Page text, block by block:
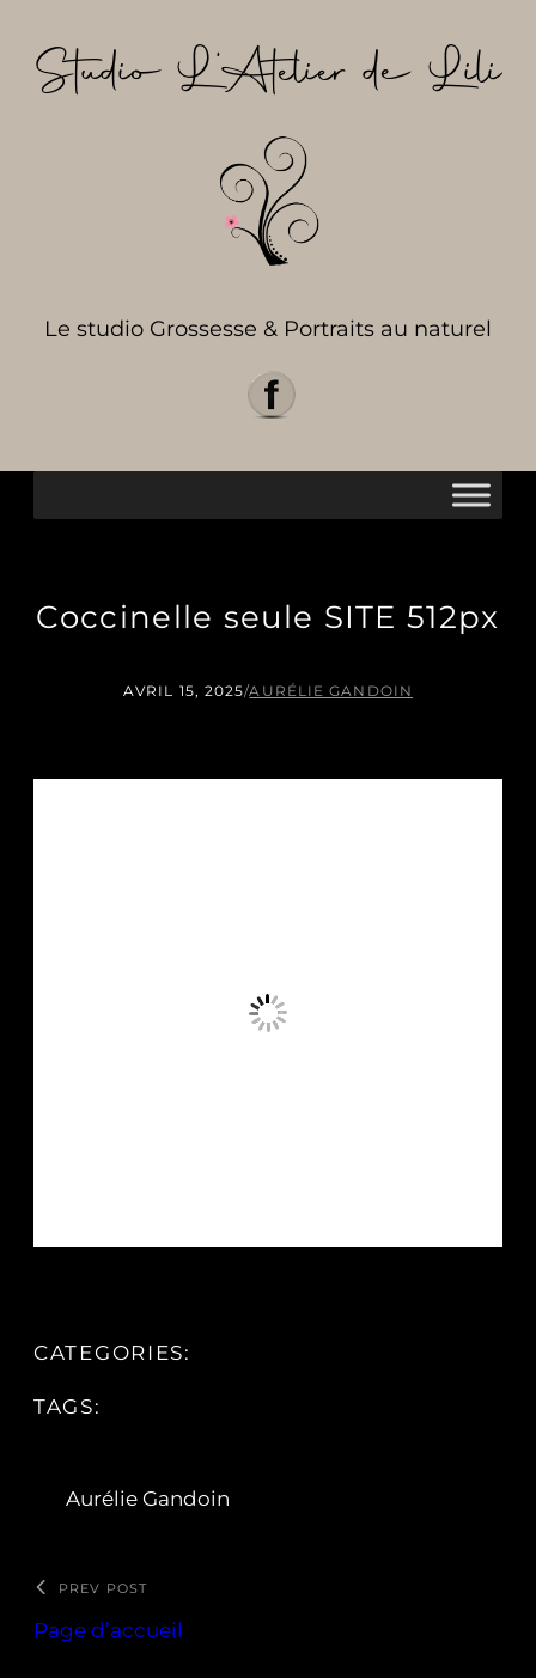
contenu
Studio L’Atelier de Lili
Le studio Grossesse & Portraits au naturel
Coccinelle seule SITE 512px
AVRIL 15, 2025/AURÉLIE GANDOIN
CATEGORIES:
TAGS:
Aurélie Gandoin
PREV POST
Page d’accueil